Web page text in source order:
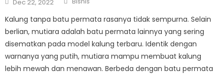
on
Dec 22, 2022
Kalung tanpa batu permata rasanya tidak sempurna. Selain
berlian, mutiara adalah batu permata lainnya yang sering
disematkan pada model kalung terbaru. Identik dengan
warnanya yang putih, mutiara mampu membuat kalung
lebih mewah dan menawan. Berbeda dengan batu permata